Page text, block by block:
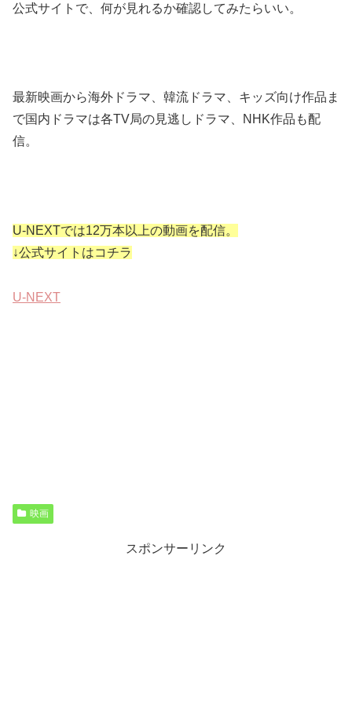
公式サイトで、何が見れるか確認してみたらいい。
最新映画から海外ドラマ、韓流ドラマ、キッズ向け作品ま
で国内ドラマは各TV局の見逃しドラマ、NHK作品も配
信。
U-NEXTでは12万本以上の動画を配信。
↓公式サイトはコチラ
U-NEXT
映画
スポンサーリンク